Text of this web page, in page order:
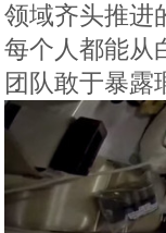
领域齐头推进
每个人都能从
团队敢于暴露